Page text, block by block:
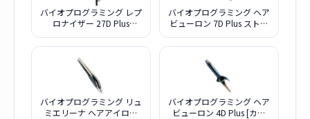
バイオプログラミング レプ
ロナイザー 27D Plus
ラック
バイオプログラミング ヘア
ビューロン 7D Plus ストレ
バイオプログラミング リュ
ミエリーナ ヘアアイロン
バイオプログラミング ヘア
ビューロン 4D Plus [カー